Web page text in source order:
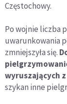
Częstochowy.
Po wojnie liczba
uwarunkowania
zmniejszyła się.
wyruszających
szykan inne